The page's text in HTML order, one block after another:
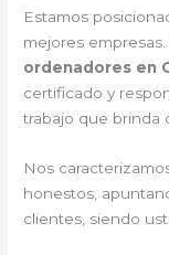
Estamos
mejores
ordenadores en
certificado y
trabajo que brinda
Nos
honestos,
clientes, siendo